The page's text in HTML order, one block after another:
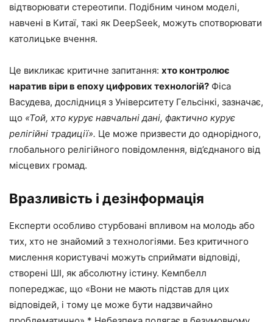
відтворювати стереотипи. Подібним чином моделі,
навчені в Китаї, такі як DeepSeek, можуть спотворювати
католицьке вчення.
Це викликає критичне запитання: хто контролює
наратив віри в епоху цифрових технологій? Фіса
Васудева, дослідниця з Університету Гельсінкі, зазначає,
що «Той, хто курує навчальні дані, фактично курує
релігійні традиції». Це може призвести до однорідного,
глобального релігійного повідомлення, від’єднаного від
місцевих громад.
Вразливість і дезінформація
Експерти особливо стурбовані впливом на молодь або
тих, хто не знайомий з технологіями. Без критичного
мислення користувачі можуть сприймати відповіді,
створені ШІ, як абсолютну істину. Кемпбелл
попереджає, що «Вони не мають підстав для цих
відповідей, і тому це може бути надзвичайно